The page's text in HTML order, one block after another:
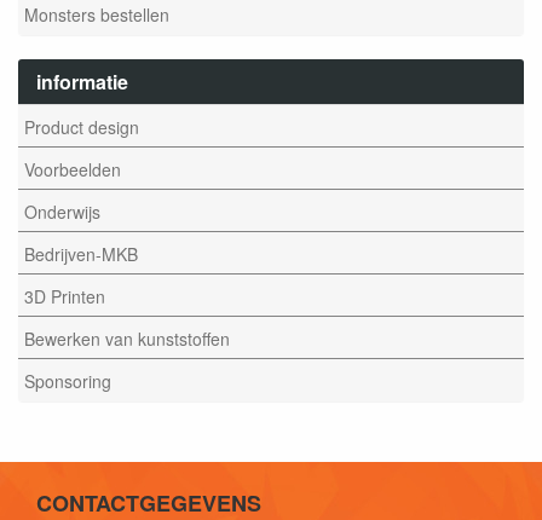
Monsters bestellen
informatie
Product design
Voorbeelden
Onderwijs
Bedrijven-MKB
3D Printen
Bewerken van kunststoffen
Sponsoring
CONTACTGEGEVENS